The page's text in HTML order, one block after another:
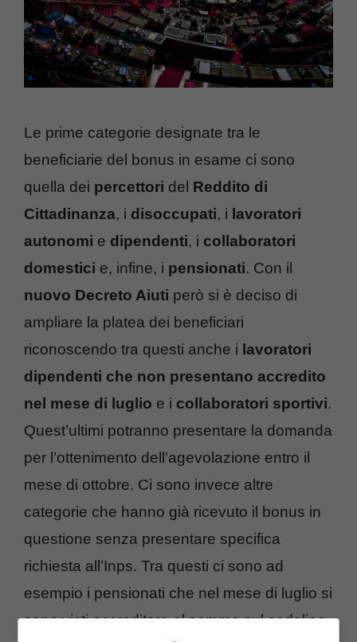
Le prime categorie designate tra le
beneficiarie del bonus in esame ci sono
quella dei percettori del Reddito di
Cittadinanza, i disoccupati, i lavoratori
autonomi e dipendenti, i collaboratori
domestici e, infine, i pensionati. Con il
nuovo Decreto Aiuti però si è deciso di
ampliare la platea dei beneficiari
riconoscendo tra questi anche i lavoratori
dipendenti che non presentano accredito
nel mese di luglio e i collaboratori sportivi.
Quest’ultimi potranno presentare la domanda
per l’ottenimento dell’agevolazione entro il
mese di ottobre. Ci sono invece altre
categorie che hanno già ricevuto il bonus in
questione senza presentare specifica
richiesta all’Inps. Tra questi ci sono ad
esempio i pensionati che nel mese di luglio si
sono visti accreditare al somma sul cedolino.